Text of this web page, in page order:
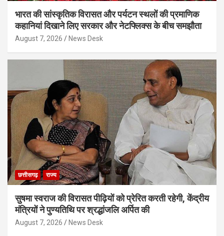
भारत की सांस्कृतिक विरासत और पर्यटन स्थलों की प्रमाणिक
कहानियां दिखाने लिए सरकार और नेटफ्लिक्स के बीच समझौता
August 7, 2026 News Desk
छत्तीसगढ़ राज्य
सुषमा स्वराज की विरासत पीढ़ियों को प्रेरित करती रहेगी, केंद्रीय
मंत्रियों ने पुण्यतिथि पर श्रद्धांजलि अर्पित की
August 7, 2026 News Desk